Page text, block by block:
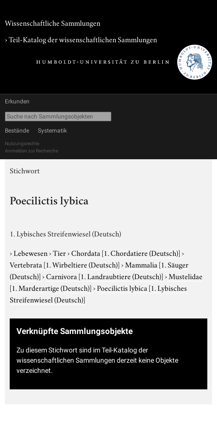
Wissenschaftliche Sammlungen
› Teil-Katalog der wissenschaftlichen Sammlungen
Erkunden
Bestände Systematik
Nutzungsrechte
Anmelden zur Recherche
Stichwort
Poecilictis lybica
1. Lybisches Streifenwiesel (Deutsch)
›Lebewesen›Tier›Chordata [1. Chordatiere (Deutsch)]›
Vertebrata [1. Wirbeltiere (Deutsch)]›Mammalia [1. Säuger
(Deutsch)]›Carnivora [1. Landraubtiere (Deutsch)]›Mustelidae
[1. Marderartige (Deutsch)]›Poecilictis lybica [1. Lybisches
Streifenwiesel (Deutsch)]
Verknüpfte Sammlungsobjekte
Zu diesem Stichwort sind im Teil-Katalog der
wissenschaftlichen Sammlungen derzeit keine Objekte
verzeichnet.